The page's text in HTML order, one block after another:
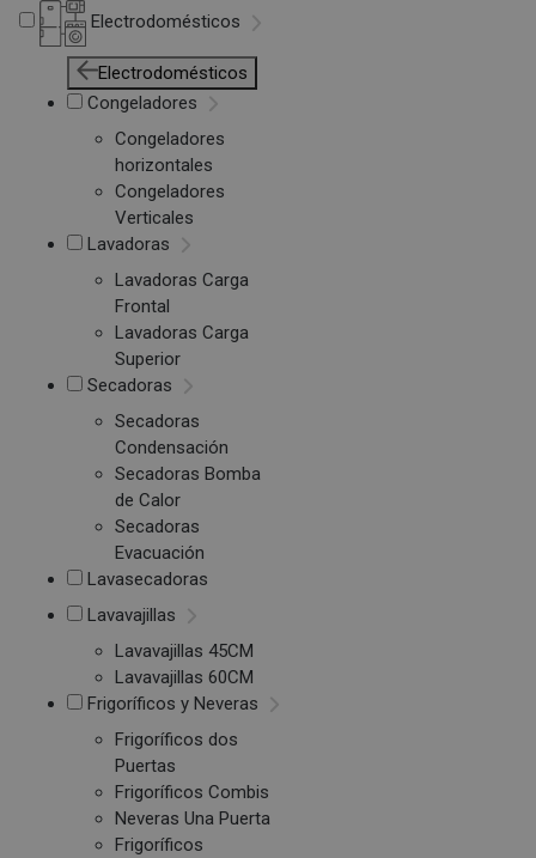
Electrodomésticos
Electrodomésticos
Congeladores
Congeladores
horizontales
Congeladores
Verticales
Lavadoras
Lavadoras Carga
Frontal
Lavadoras Carga
Superior
Secadoras
Secadoras
Condensación
Secadoras Bomba
de Calor
Secadoras
Evacuación
Lavasecadoras
Lavavajillas
Lavavajillas 45CM
Lavavajillas 60CM
Frigoríficos y Neveras
Frigoríficos dos
Puertas
Frigoríficos Combis
Neveras Una Puerta
Frigoríficos